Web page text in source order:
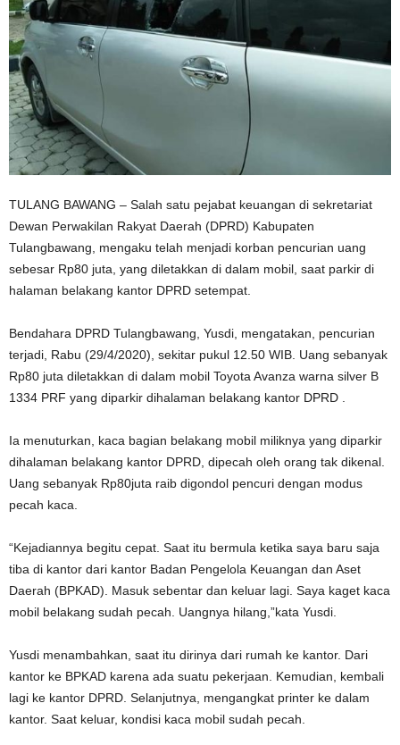
TULANG BAWANG – Salah satu pejabat keuangan di sekretariat
Dewan Perwakilan Rakyat Daerah (DPRD) Kabupaten
Tulangbawang, mengaku telah menjadi korban pencurian uang
sebesar Rp80 juta, yang diletakkan di dalam mobil, saat parkir di
halaman belakang kantor DPRD setempat.
Bendahara DPRD Tulangbawang, Yusdi, mengatakan, pencurian
terjadi, Rabu (29/4/2020), sekitar pukul 12.50 WIB. Uang sebanyak
Rp80 juta diletakkan di dalam mobil Toyota Avanza warna silver B
1334 PRF yang diparkir dihalaman belakang kantor DPRD .
Ia menuturkan, kaca bagian belakang mobil miliknya yang diparkir
dihalaman belakang kantor DPRD, dipecah oleh orang tak dikenal.
Uang sebanyak Rp80juta raib digondol pencuri dengan modus
pecah kaca.
“Kejadiannya begitu cepat. Saat itu bermula ketika saya baru saja
tiba di kantor dari kantor Badan Pengelola Keuangan dan Aset
Daerah (BPKAD). Masuk sebentar dan keluar lagi. Saya kaget kaca
mobil belakang sudah pecah. Uangnya hilang,”kata Yusdi.
Yusdi menambahkan, saat itu dirinya dari rumah ke kantor. Dari
kantor ke BPKAD karena ada suatu pekerjaan. Kemudian, kembali
lagi ke kantor DPRD. Selanjutnya, mengangkat printer ke dalam
kantor. Saat keluar, kondisi kaca mobil sudah pecah.